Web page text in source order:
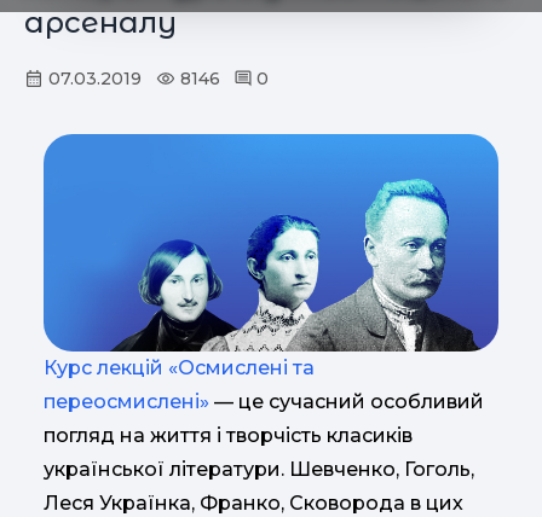
арсеналу
07.03.2019 8146 0
Курс лекцій «Осмислені та
переосмислені» — це сучасний особливий
погляд на життя і творчість класиків
української літератури. Шевченко, Гоголь,
Леся Українка, Франко, Сковорода в цих